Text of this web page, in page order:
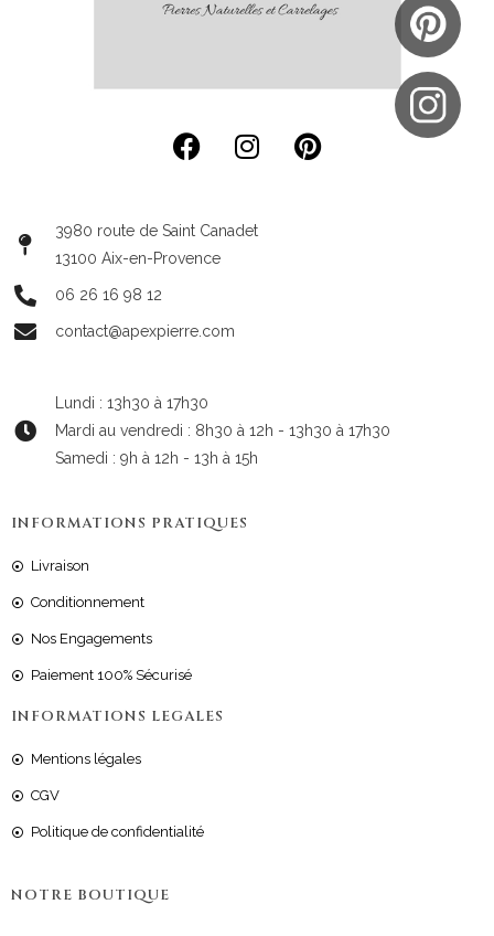
3980 route de Saint Canadet
13100 Aix-en-Provence
06 26 16 98 12
contact@apexpierre.com
Lundi : 13h30 à 17h30
Mardi au vendredi : 8h30 à 12h - 13h30 à 17h30
Samedi : 9h à 12h - 13h à 15h
INFORMATIONS PRATIQUES
Livraison
Conditionnement
Nos Engagements
Paiement 100% Sécurisé
INFORMATIONS LEGALES
Mentions légales
CGV
Politique de confidentialité
NOTRE BOUTIQUE